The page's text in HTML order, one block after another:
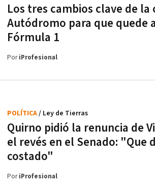
Los tres cambios clave de la
Autódromo para que quede
Fórmula 1
PoriProfesional
Quirno pidió la renuncia de
el revés en el Senado: "Que
costado"
POLÍTICA/ Ley de Tierras
PoriProfesional